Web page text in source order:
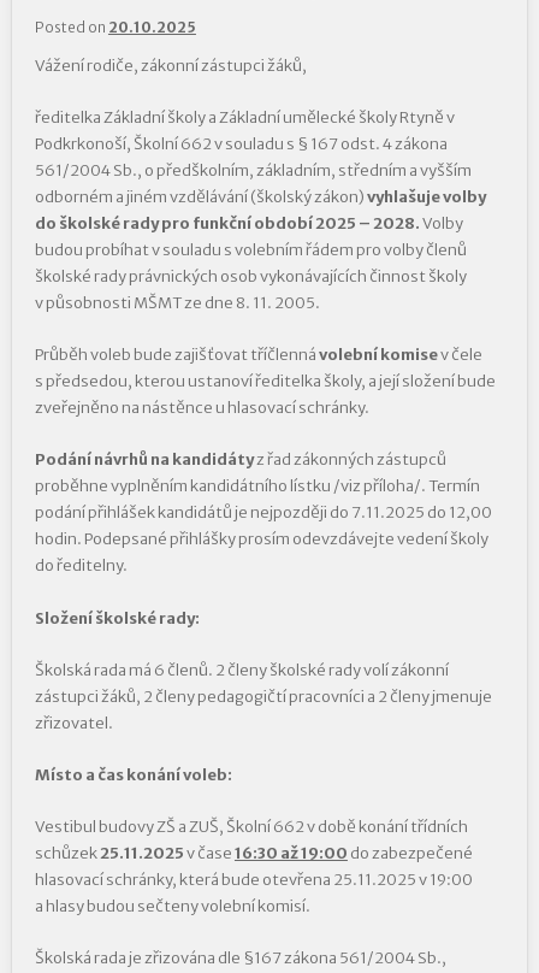
Posted on 20.10.2025
Vážení rodiče, zákonní zástupci žáků,
ředitelka Základní školy a Základní umělecké školy Rtyně v
Podkrkonoší, Školní 662 v souladu s § 167 odst. 4 zákona
561/2004 Sb., o předškolním, základním, středním a vyšším
odborném a jiném vzdělávání (školský zákon)vyhlašuje volby
do školské rady pro funkční období 2025 – 2028.Volby
budou probíhat v souladu s volebním řádem pro volby členů
školské rady právnických osob vykonávajících činnost školy
v působnosti MŠMT ze dne 8. 11. 2005.
Průběh voleb bude zajišťovat tříčlennávolební komisev čele
s předsedou, kterou ustanoví ředitelka školy, a její složení bude
zveřejněno na nástěnce u hlasovací schránky.
Podání návrhů na kandidátyz řad zákonných zástupců
proběhne vyplněním kandidátního lístku /viz příloha/. Termín
podání přihlášek kandidátů je nejpozději do 7.11.2025 do 12,00
hodin. Podepsané přihlášky prosím odevzdávejte vedení školy
do ředitelny.
Složení školské rady:
Školská rada má 6 členů. 2 členy školské rady volí zákonní
zástupci žáků, 2 členy pedagogičtí pracovníci a 2 členy jmenuje
zřizovatel.
Místo a čas konání voleb:
Vestibul budovy ZŠ a ZUŠ, Školní 662 v době konání třídních
schůzek25.11.2025v čase16:30 až 19:00 do zabezpečené
hlasovací schránky, která bude otevřena 25.11.2025 v 19:00
a hlasy budou sečteny volební komisí.
Školská rada je zřizována dle §167 zákona 561/2004 Sb.,